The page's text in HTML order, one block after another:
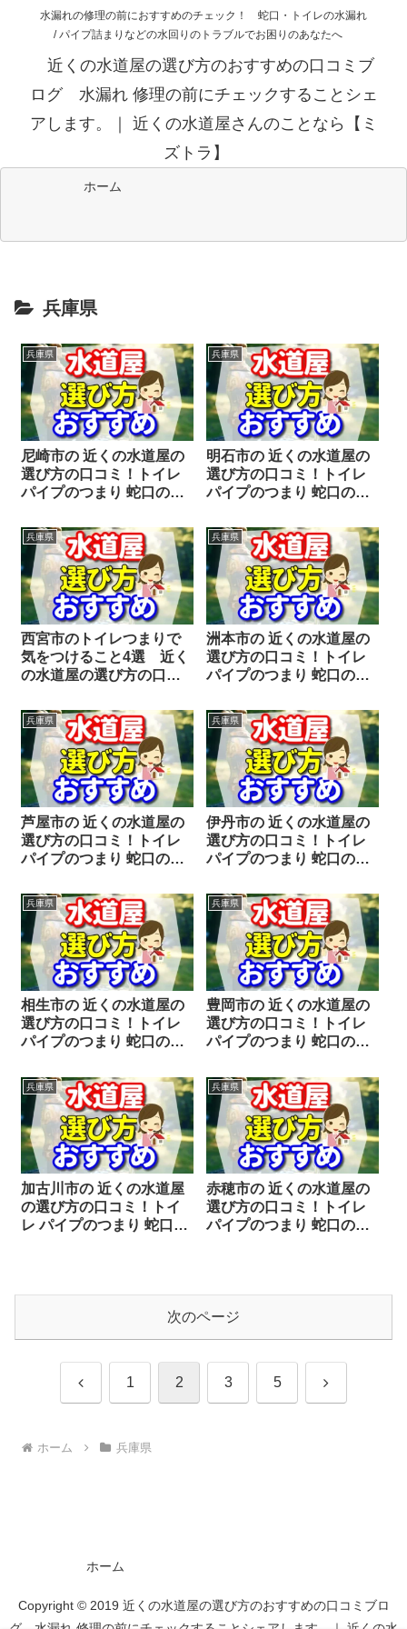
水漏れの修理の前におすすめのチェック！ 蛇口・トイレの水漏れ
/ パイプ詰まりなどの水回りのトラブルでお困りのあなたへ
近くの水道屋の選び方のおすすめの口コミブ
ログ 水漏れ 修理の前にチェックすることシェ
アします。｜ 近くの水道屋さんのことなら【ミ
ズトラ】
ホーム
兵庫県
兵庫県
尼崎市の 近くの水道屋の
選び方の口コミ！トイレ
パイプのつまり 蛇口の水
ェックすることをシェア
します。
兵庫県
明石市の 近くの水道屋の
選び方の口コミ！トイレ
パイプのつまり 蛇口の水
ェックすることをシェア
します。
兵庫県
西宮市のトイレつまりで
気をつけること4選 近く
の水道屋の選び方の口コ
兵庫県
洲本市の 近くの水道屋の
選び方の口コミ！トイレ
パイプのつまり 蛇口の水
ェックすることをシェア
します。
兵庫県
芦屋市の 近くの水道屋の
選び方の口コミ！トイレ
パイプのつまり 蛇口の水
ェックすることをシェア
します。
兵庫県
伊丹市の 近くの水道屋の
選び方の口コミ！トイレ
パイプのつまり 蛇口の水
ェックすることをシェア
します。
兵庫県
相生市の 近くの水道屋の
選び方の口コミ！トイレ
パイプのつまり 蛇口の水
ェックすることをシェア
します。
兵庫県
豊岡市の 近くの水道屋の
選び方の口コミ！トイレ
パイプのつまり 蛇口の水
ェックすることをシェア
します。
兵庫県
加古川市の 近くの水道屋
の選び方の口コミ！トイ
レ パイプのつまり 蛇口の
兵庫県
赤穂市の 近くの水道屋の
選び方の口コミ！トイレ
パイプのつまり 蛇口の水
次のページ
前 1 2 3 5 次
ホーム 兵庫県
ホーム
Copyright © 2019 近くの水道屋の選び方のおすすめの口コミブロ